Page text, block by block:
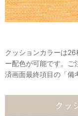
クッションカラーは
ー配色が可能です。ご
済画面最終項目の「備